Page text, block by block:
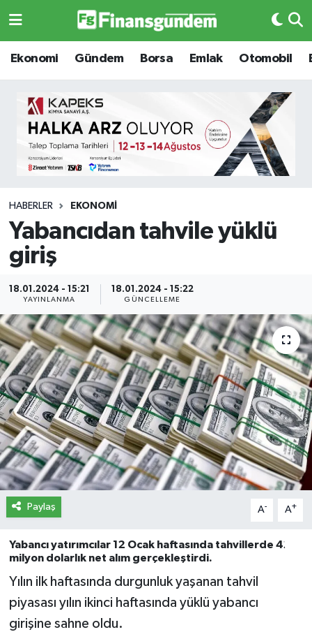
Ekonomi Gündem Borsa Emlak Otomobil
HABERLER EKONOMI
Yabancıdan tahvile yüklü
giriş
18.01.2024 - 15:21
YAYINLANMA
18.01.2024 - 15:22
GÜNCELLEME
Paylaş A- A+
Yabancı yatırımcılar 12 Ocak haftasında tahvillerde 425
milyon dolarlık net alım gerçekleştirdi.
Yılın ilk haftasında durgunluk yaşanan tahvil
piyasası yılın ikinci haftasında yüklü yabancı
girişine sahne oldu.
Ekonomi
Borsa
Emlak
Otomobil
Gizlilik Sözleşmesi
Hakkımızda
İletişim
Künye
Yasal Uyarı
Ekonomi
Borsa
Emlak
Emtia
BITCOIN
Yapay Zeka